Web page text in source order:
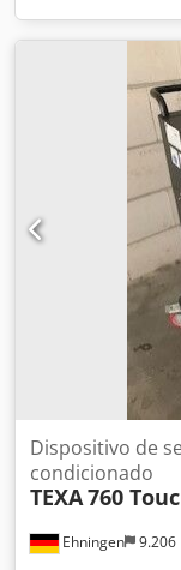
Ehningen 9.206
Dispositivo de
condicionado
TEXA760